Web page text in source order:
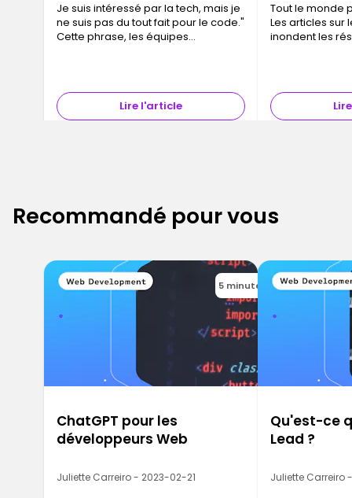
Je suis intéressé par la tech, mais je
ne suis pas du tout fait pour le code."
Cette phrase, les équipes
Lire l'article
Tout le monde
Les articles sur
inondent les
Recommandé pour vous
5 minutes
ChatGPT pour les
développeurs Web
Juliette Carreiro - 2023-02-21
Qu'est-ce
Lead ?
Juliette Carreiro